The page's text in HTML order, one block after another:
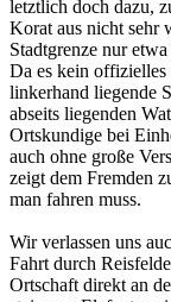
letztlich doch dazu,
Korat aus nicht sehr
Stadtgrenze nur
Da es kein
linkerhand liegende
abseits liegenden
Ortskundige bei
auch ohne große
zeigt dem Fremden
man fahren muss.
Wir verlassen uns
Fahrt durch
Ortschaft direkt an